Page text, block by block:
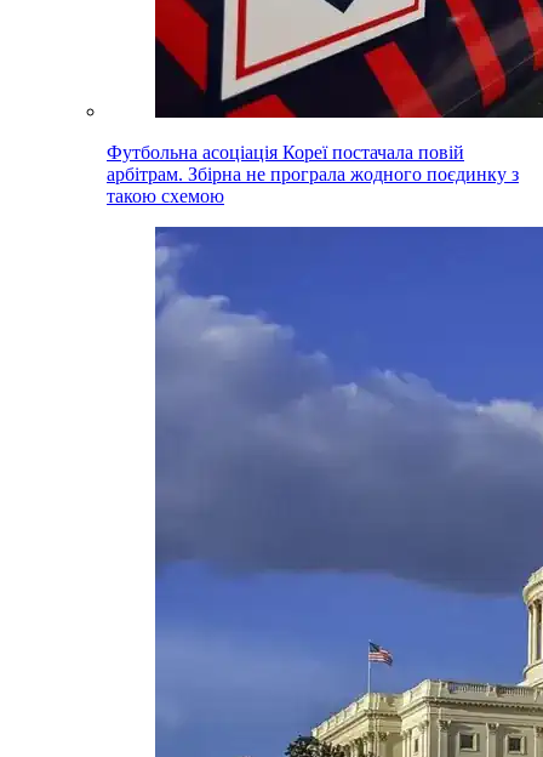
Футбольна асоціація Кореї постачала повій
арбітрам. Збірна не програла жодного поєдинку з
такою схемою